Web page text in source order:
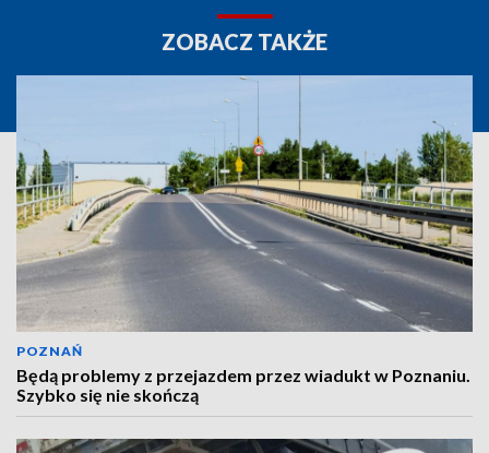
ZOBACZ TAKŻE
POZNAŃ
Będą problemy z przejazdem przez wiadukt w Poznaniu.
Szybko się nie skończą